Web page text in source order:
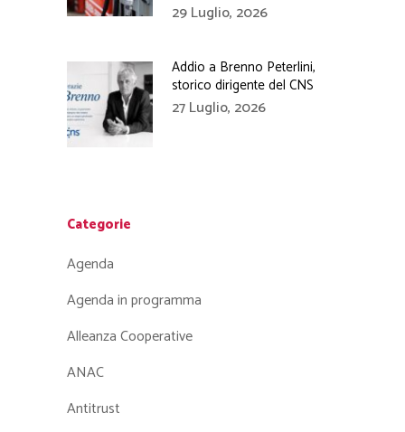
29 Luglio, 2026
Addio a Brenno Peterlini,
storico dirigente del CNS
27 Luglio, 2026
Categorie
Agenda
Agenda in programma
Alleanza Cooperative
ANAC
Antitrust